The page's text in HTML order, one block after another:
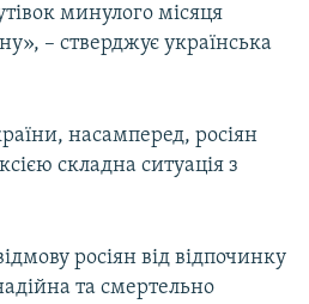
минулого місяця
– стверджує українська
насамперед, росіян
складна ситуація з
росіян від відпочинку
та смертельно